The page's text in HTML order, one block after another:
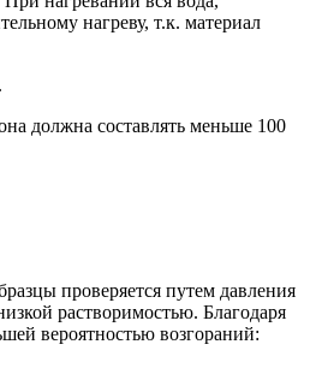
нагреву, т.к. материал
должна составлять меньше 100
проверяется путем давления
растворимостью. Благодаря
вероятностью возгораний: